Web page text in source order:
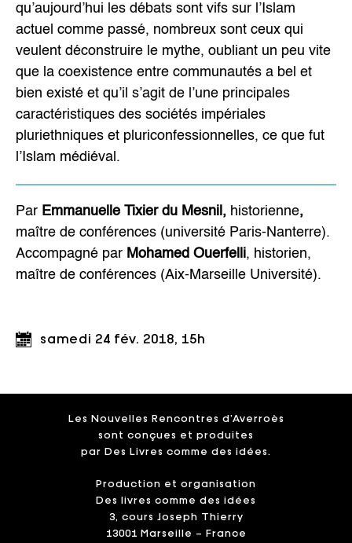
qu’aujourd’hui les débats sont vifs sur l’Islam
actuel comme passé, nombreux sont ceux qui
veulent déconstruire le mythe, oubliant un peu vite
que la coexistence entre communautés a bel et
bien existé et qu’il s’agit de l’une principales
caractéristiques des sociétés impériales
pluriethniques et pluriconfessionnelles, ce que fut
l’Islam médiéval.
Par Emmanuelle Tixier du Mesnil, historienne,
maître de conférences (université Paris-Nanterre).
Accompagné par Mohamed Ouerfelli, historien,
maître de conférences (Aix-Marseille Université).
samedi 24 fév. 2018, 15h
Les Nouvelles Rencontres d’Averroès
sont conçues et produites
par Des Livres comme des idées.
Production et organisation
Des livres comme des idées
3, cours Joseph Thierry
13001 Marseille – France